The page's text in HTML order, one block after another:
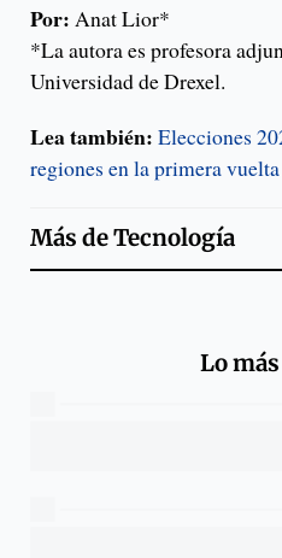
Por: Anat Lior*
*La autora es profesora
Universidad de Drexel.
Lea también: Elecciones
regiones en la primera vuelta
Más deTecnología
Lo